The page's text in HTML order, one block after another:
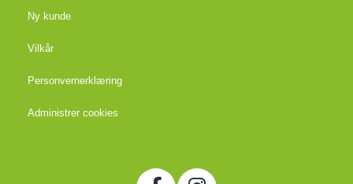
Ny kunde
Vilkår
Personvernerklæring
Administrer cookies